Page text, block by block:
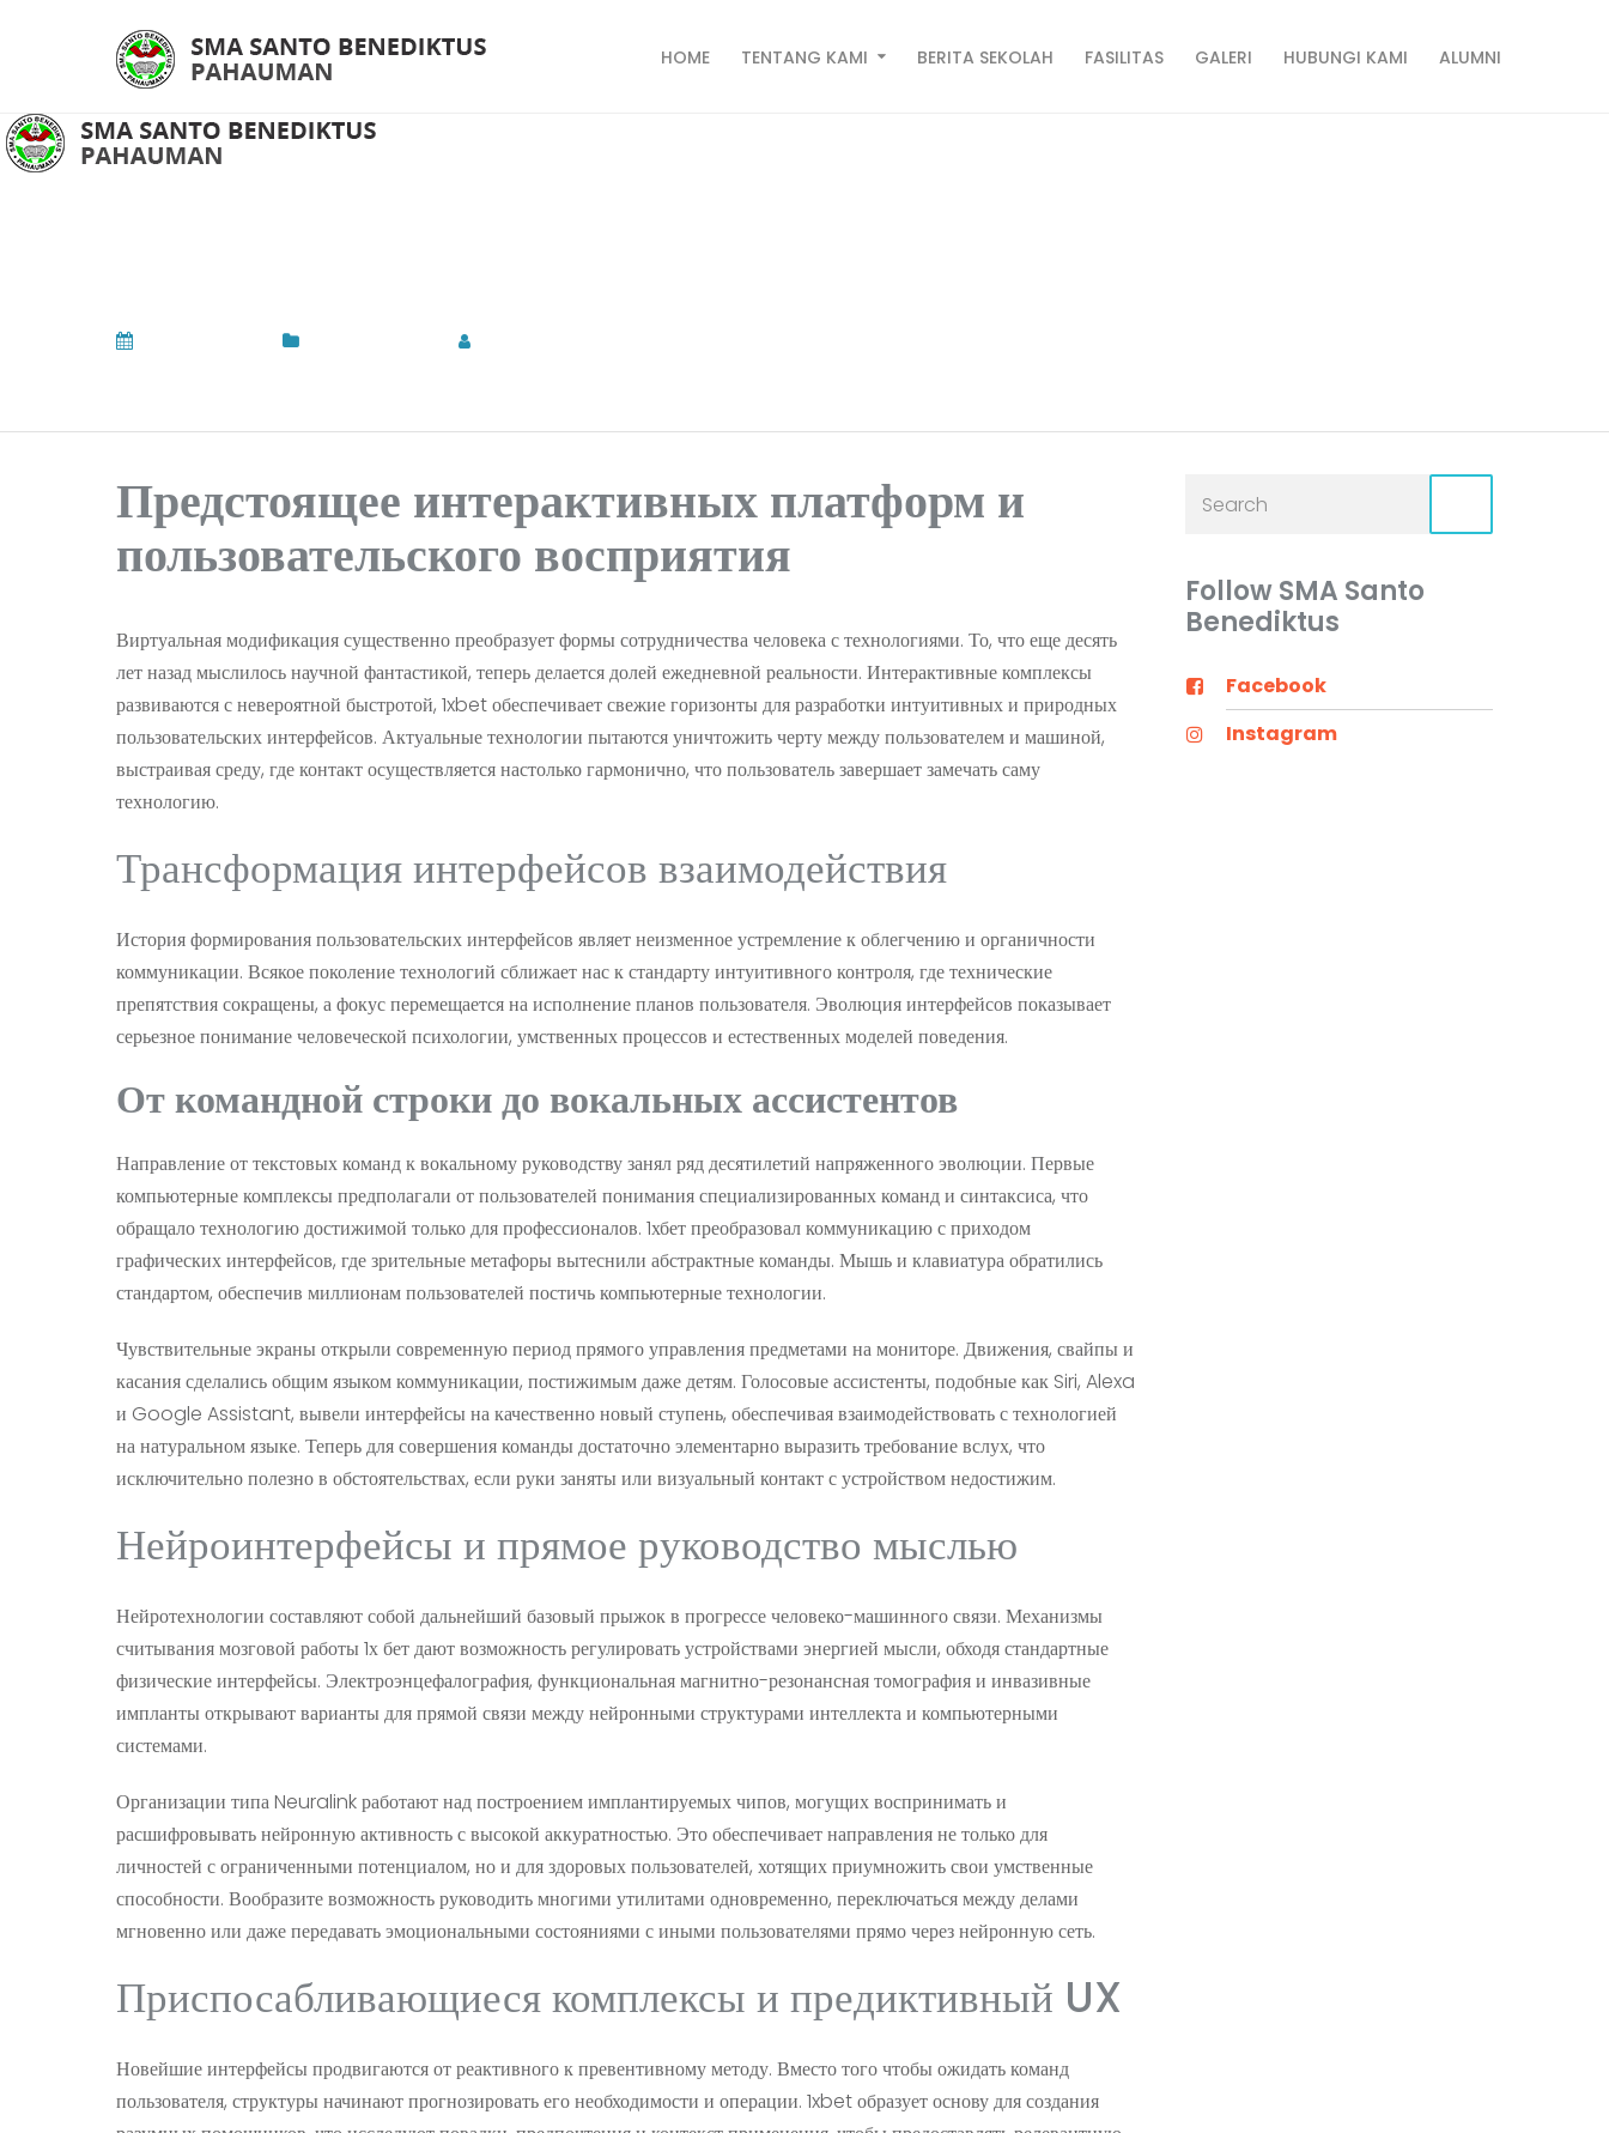
HOME TENTANG KAMI BERITA SEKOLAH FASILITAS GALERI HUBUNGI KAMI ALUMNI
Предстоящее интерактивных платформ и
пользовательского восприятия
Виртуальная модификация существенно преобразует формы сотрудничества человека с технологиями. То, что еще десять
лет назад мыслилось научной фантастикой, теперь делается долей ежедневной реальности. Интерактивные комплексы
развиваются с невероятной быстротой, 1xbet обеспечивает свежие горизонты для разработки интуитивных и природных
пользовательских интерфейсов. Актуальные технологии пытаются уничтожить черту между пользователем и машиной,
выстраивая среду, где контакт осуществляется настолько гармонично, что пользователь завершает замечать саму
технологию.
Трансформация интерфейсов взаимодействия
История формирования пользовательских интерфейсов являет неизменное устремление к облегчению и органичности
коммуникации. Всякое поколение технологий сближает нас к стандарту интуитивного контроля, где технические
препятствия сокращены, а фокус перемещается на исполнение планов пользователя. Эволюция интерфейсов показывает
серьезное понимание человеческой психологии, умственных процессов и естественных моделей поведения.
От командной строки до вокальных ассистентов
Направление от текстовых команд к вокальному руководству занял ряд десятилетий напряженного эволюции. Первые
компьютерные комплексы предполагали от пользователей понимания специализированных команд и синтаксиса, что
обращало технологию достижимой только для профессионалов. 1хбет преобразовал коммуникацию с приходом
графических интерфейсов, где зрительные метафоры вытеснили абстрактные команды. Мышь и клавиатура обратились
стандартом, обеспечив миллионам пользователей постичь компьютерные технологии.
Чувствительные экраны открыли современную период прямого управления предметами на мониторе. Движения, свайпы и
касания сделались общим языком коммуникации, постижимым даже детям. Голосовые ассистенты, подобные как Siri, Alexa
и Google Assistant, вывели интерфейсы на качественно новый ступень, обеспечивая взаимодействовать с технологией
на натуральном языке. Теперь для совершения команды достаточно элементарно выразить требование вслух, что
исключительно полезно в обстоятельствах, если руки заняты или визуальный контакт с устройством недостижим.
Нейроинтерфейсы и прямое руководство мыслью
Нейротехнологии составляют собой дальнейший базовый прыжок в прогрессе человеко-машинного связи. Механизмы
считывания мозговой работы 1х бет дают возможность регулировать устройствами энергией мысли, обходя стандартные
физические интерфейсы. Электроэнцефалография, функциональная магнитно-резонансная томография и инвазивные
импланты открывают варианты для прямой связи между нейронными структурами интеллекта и компьютерными
системами.
Организации типа Neuralink работают над построением имплантируемых чипов, могущих воспринимать и
расшифровывать нейронную активность с высокой аккуратностью. Это обеспечивает направления не только для
личностей с ограниченными потенциалом, но и для здоровых пользователей, хотящих приумножить свои умственные
способности. Вообразите возможность руководить многими утилитами одновременно, переключаться между делами
мгновенно или даже передавать эмоциональными состояниями с иными пользователями прямо через нейронную сеть.
Приспосабливающиеся комплексы и предиктивный UX
Новейшие интерфейсы продвигаются от реактивного к превентивному методу. Вместо того чтобы ожидать команд
пользователя, структуры начинают прогнозировать его необходимости и операции. 1xbet образует основу для создания
Follow SMA Santo
Benediktus
Facebook
Instagram